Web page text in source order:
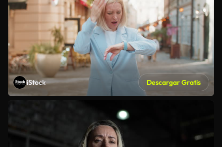
iStock Descargar Gratis